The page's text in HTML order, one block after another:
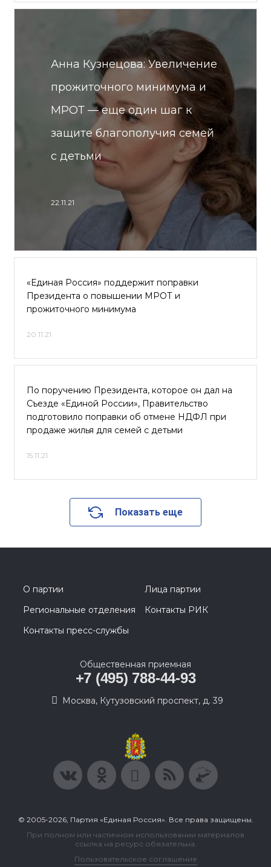
Анна Кузнецова: Увеличение
прожиточного минимума и
МРОТ — еще один шаг к
защите благополучия семей
с детьми
22.11.21
«Единая Россия» поддержит поправки
Президента о повышении МРОТ и
прожиточного минимума
20.11.21
По поручению Президента, которое он дал на
Съезде «Единой России», Правительство
подготовило поправки об отмене НДФЛ при
продаже жилья для семей с детьми
15.11.21
Показать еще
О партии
Лица партии
Региональные отделения
Контакты РИК
Контакты пресс-службы
Общественная приемная
+7 (495) 788-44-93
Москва, Кутузовский проспект, д. 39
© 2005-2026, Партия «Единая Россия». Все права защищены.
При полном или частичном использовании материалов
ссылка на ресурс обязательна.
Пользовательское соглашение